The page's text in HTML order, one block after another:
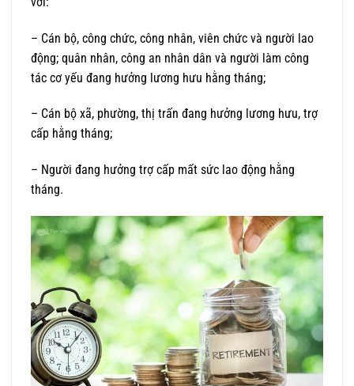
– Cán bộ, công chức, công nhân, viên chức và người lao
động; quân nhân, công an nhân dân và người làm công
tác cơ yếu đang hưởng lương hưu hằng tháng;
– Cán bộ xã, phường, thị trấn đang hưởng lương hưu, trợ
cấp hằng tháng;
– Người đang hưởng trợ cấp mất sức lao động hằng
tháng.